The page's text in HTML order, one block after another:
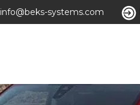
info@beks-systems.com